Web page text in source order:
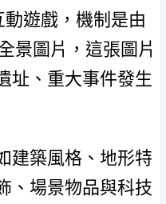
遊戲，機制是由
景圖片，這張圖片
址、重大事件發生
建築風格、地形特
、場景物品與科技